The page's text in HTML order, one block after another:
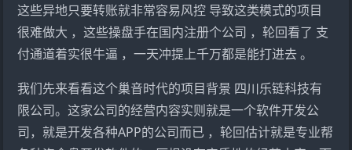
这些异地只要转账就非常容易风控 导致这类模式的项目
很难做大 ，这些操盘手在国内注册个公司 ，轮回看了 支
付通道着实很牛逼 ，一天冲提上千万都是能打进去 。
我们先来看看这个巢音时代的项目背景 四川乐链科技有
限公司。这家公司的经营内容实则就是一个软件开发公
司，就是开发各种APP的公司而已 ，轮回估计就是专业帮